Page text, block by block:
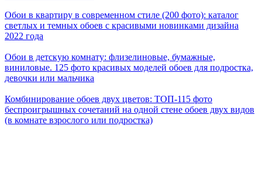
Обои в квартиру в современном стиле (200 фото): каталог
светлых и темных обоев с красивыми новинками дизайна
2022 года
Обои в детскую комнату: флизелиновые, бумажные,
виниловые. 125 фото красивых моделей обоев для подростка,
девочки или мальчика
Комбинирование обоев двух цветов: ТОП-115 фото
беспроигрышных сочетаний на одной стене обоев двух видов
(в комнате взрослого или подростка)